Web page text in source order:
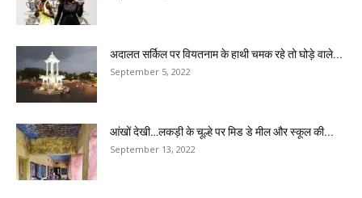
अदालत सर्किल पर वियतनाम के हाथी चमक रहे तो घोड़े वाले...
September 5, 2022
आंखों देखी…लकड़ी के चूल्हे पर मिड डे मील और स्कूल की...
September 13, 2022